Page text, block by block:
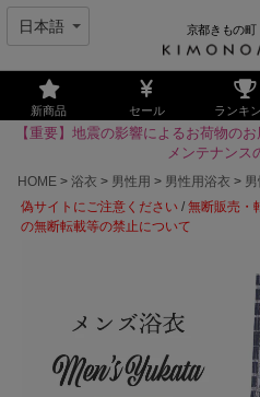
京都きもの町
新商品 セール ランキ
【重要】地震の影響によるお荷物の
メンテナンス
HOME
浴衣 男性用 男性用浴衣
偽サイトにご注意ください /無断販売・
の無断転載等の禁止について